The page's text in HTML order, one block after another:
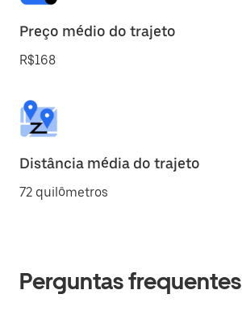
Preço médio do trajeto
R$168
Distância média do trajeto
72 quilômetros
Perguntas frequentes